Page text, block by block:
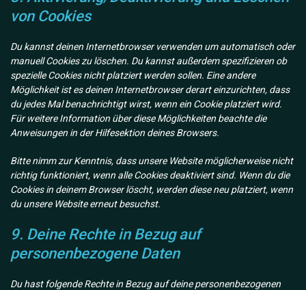
von Cookies
Du kannst deinen Internetbrowser verwenden um automatisch oder
manuell Cookies zu löschen. Du kannst außerdem spezifizieren ob
spezielle Cookies nicht platziert werden sollen. Eine andere
Möglichkeit ist es deinen Internetbrowser derart einzurichten, dass
du jedes Mal benachrichtigt wirst, wenn ein Cookie platziert wird.
Für weitere Information über diese Möglichkeiten beachte die
Anweisungen in der Hilfesektion deines Browsers.
Bitte nimm zur Kenntnis, dass unsere Website möglicherweise nicht
richtig funktioniert, wenn alle Cookies deaktiviert sind. Wenn du die
Cookies in deinem Browser löscht, werden diese neu platziert, wenn
du unsere Website erneut besuchst.
9. Deine Rechte in Bezug auf
personenbezogene Daten
Du hast folgende Rechte in Bezug auf deine personenbezogenen